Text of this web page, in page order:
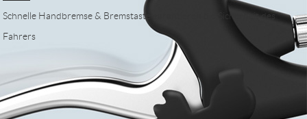
Schnelle Handbremse & Bremstaste garantieren die Sicherheit des
Fahrers